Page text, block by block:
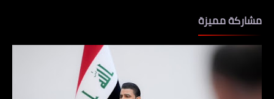
مشاركة مميزة